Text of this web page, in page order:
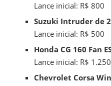
Lance inicial: R$ 800
Suzuki Intruder de
Lance inicial: R$ 500
Honda CG 160 Fan
Lance inicial: R$ 1.250
Chevrolet Corsa